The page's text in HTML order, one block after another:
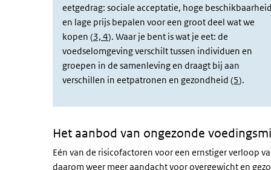
eetgedrag: sociale acceptatie, hoge
en lage prijs bepalen voor een groot deel wat we
kopen (3, 4). Waar je bent is wat je eet: de
voedselomgeving verschilt tussen individuen en
groepen in de samenleving en draagt bij aan
verschillen in eetpatronen en gezondheid (5).
Het aanbod van ongezonde
Eén van de risicofactoren voor een ernstiger verloop
daarom weer meer aandacht voor overgewicht en